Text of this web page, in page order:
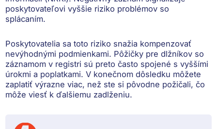
poskytovateľovi vyššie riziko problémov so
splácaním.
Poskytovatelia sa toto riziko snažia kompenzovať
nevýhodnými podmienkami. Pôžičky pre dlžníkov so
záznamom v registri sú preto často spojené s vyššími
úrokmi a poplatkami. V konečnom dôsledku môžete
zaplatiť výrazne viac, než ste si pôvodne požičali, čo
môže viesť k ďalšiemu zadlženiu.